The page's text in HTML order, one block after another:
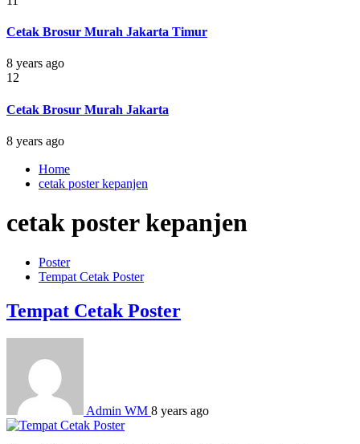
Cetak Brosur Murah Jakarta Timur
8 years ago
12
Cetak Brosur Murah Jakarta
8 years ago
Home
cetak poster kepanjen
cetak poster kepanjen
Poster
Tempat Cetak Poster
Tempat Cetak Poster
Admin WM 8 years ago